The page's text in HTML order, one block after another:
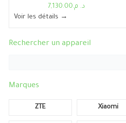
د. م.7,130.00
Voir les détails →
Rechercher un appareil
Marques
ZTE Xiaomi